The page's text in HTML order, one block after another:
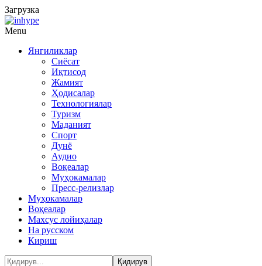
Загрузка
Menu
Янгиликлар
Сиёсат
Иқтисод
Жамият
Ҳодисалар
Технологиялар
Туризм
Маданият
Спорт
Дунё
Аудио
Воқеалар
Муҳокамалар
Пресс-релизлар
Муҳокамалар
Воқеалар
Махсус лойиҳалар
На русском
Кириш